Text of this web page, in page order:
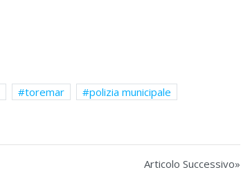
toremar
polizia municipale
Articolo Successivo»